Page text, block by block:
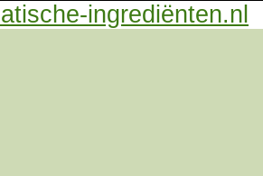
ingrediënten.nl